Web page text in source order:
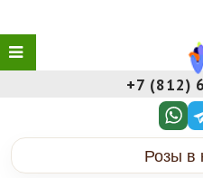
+7 (812)
Розы в